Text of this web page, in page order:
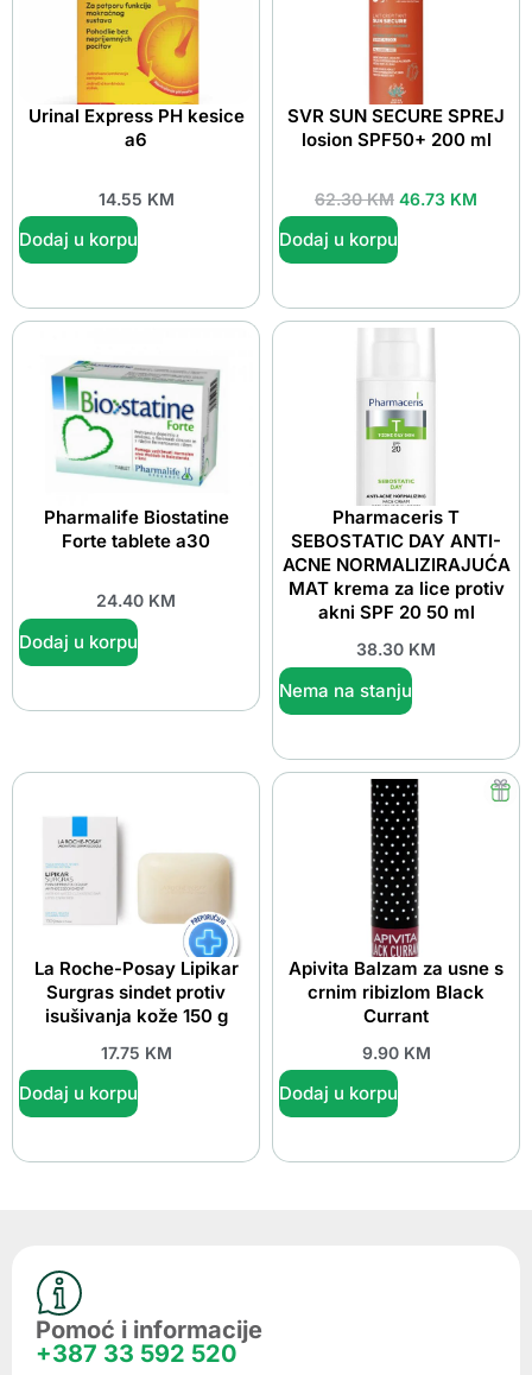
Urinal Express PH kesice
a6
14.55 KM
Dodaj u korpu
SVR SUN SECURE SPREJ
losion SPF50+ 200 ml
62.30KM 46.73 KM
Dodaj u korpu
Pharmalife Biostatine
Forte tablete a30
24.40 KM
Dodaj u korpu
Pharmaceris T
SEBOSTATIC DAY ANTI-
ACNE NORMALIZIRAJUĆA
MAT krema za lice protiv
akni SPF 20 50 ml
38.30 KM
Nema na stanju
La Roche-Posay Lipikar
Surgras sindet protiv
isušivanja kože 150 g
17.75 KM
Dodaj u korpu
Apivita Balzam za usne s
crnim ribizlom Black
Currant
9.90 KM
Dodaj u korpu
Pomoć i informacije
+387 33 592 520